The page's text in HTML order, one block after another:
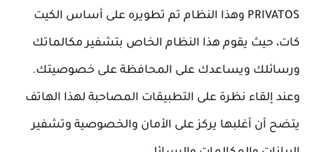
PRIVATOS وهذا النظام تم تطويره على أساس الكيت
كات، حيث يقوم هذا النظام الخاص بتشفير مكالماتك
ورسائلك ويساعدك على المحافظة على خصوصيتك.
وعند إلقاء نظرة على التطبيقات المصاحبة لهذا الهاتف
يتضح أن أغلبها يركز على الأمان والخصوصية وتشفير